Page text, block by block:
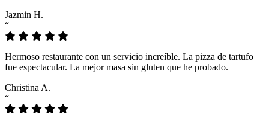
Jazmin H.
“
Hermoso restaurante con un servicio increíble. La pizza de tartufo
fue espectacular. La mejor masa sin gluten que he probado.
Christina A.
“